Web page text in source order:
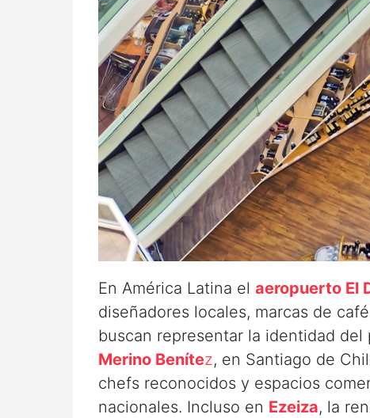
En América Latina el aeropuerto El
diseñadores locales, marcas de
buscan representar la identidad
Merino Benítez, en Santiago de
chefs reconocidos y espacios
nacionales. Incluso en Ezeiza, la